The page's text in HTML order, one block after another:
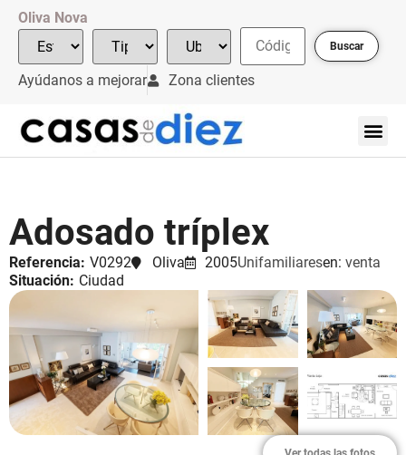
Oliva Nova
Buscar
Ayúdanos a mejorar Zona clientes
Adosado tríplex
Referencia: V0292 Oliva 2005Unifamiliaresen: venta
Situación: Ciudad